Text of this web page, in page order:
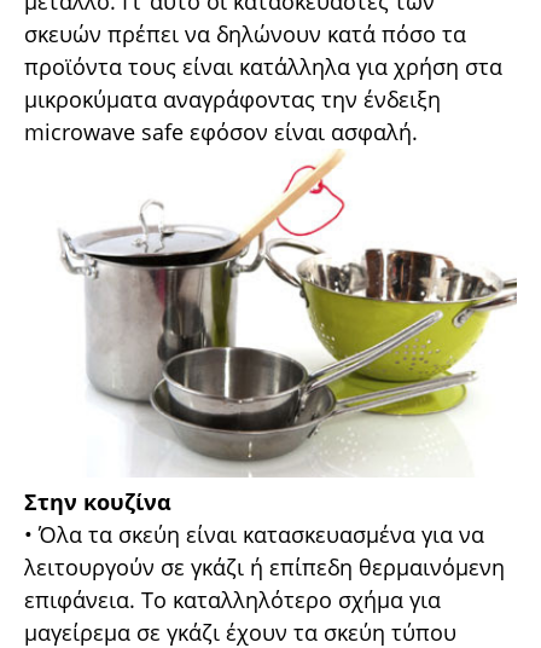
σκευών πρέπει να δηλώνουν κατά πόσο τα
προϊόντα τους είναι κατάλληλα για χρήση στα
µικροκύµατα αναγράφοντας την ένδειξη
microwave safe εφόσον είναι ασφαλή.
Στην κουζίνα
• Όλα τα σκεύη είναι κατασκευασµένα για να
λειτουργούν σε γκάζι ή επίπεδη θερµαινόµενη
επιφάνεια. Το καταλληλότερο σχήµα για
µαγείρεµα σε γκάζι έχουν τα σκεύη τύπου